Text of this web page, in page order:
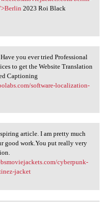
2023 Roi Black
Have you
you ever tried Professional
to get the Website Translation
Captioning
software-localization-
inspiring
article. I am pretty much
good work.You put really very
cyberpunk-
jacket